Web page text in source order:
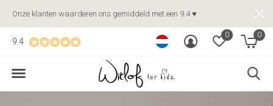
0 0
9.4
Onze klanten waarderen ons gemiddeld met een 9.4 ♥